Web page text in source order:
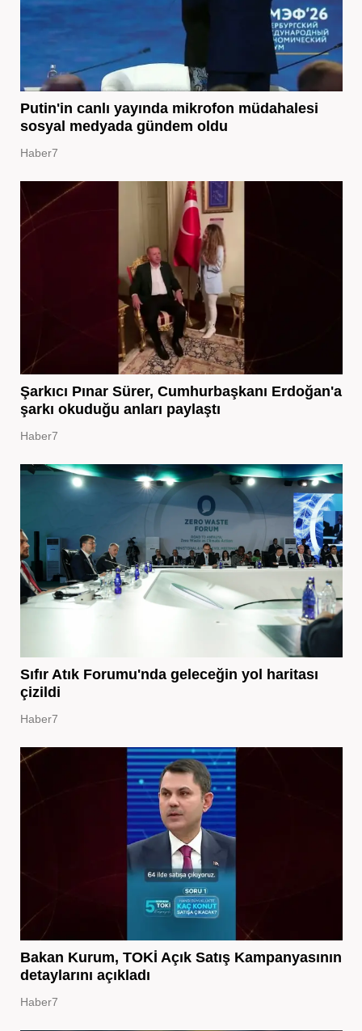
Putin'in canlı yayında mikrofon müdahalesi
sosyal medyada gündem oldu
Haber7
Şarkıcı Pınar Sürer, Cumhurbaşkanı Erdoğan'a
şarkı okuduğu anları paylaştı
Haber7
Sıfır Atık Forumu'nda geleceğin yol haritası
çizildi
Haber7
Bakan Kurum, TOKİ Açık Satış Kampanyasının
detaylarını açıkladı
Haber7